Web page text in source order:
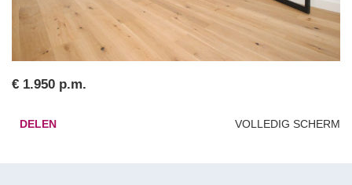
€ 1.950 p.m.
DELEN VOLLEDIG SCHERM